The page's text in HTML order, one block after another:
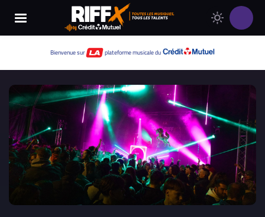
Bienvenue sur plateforme musicale du
Changer
de
RIFFX
Thème
clair